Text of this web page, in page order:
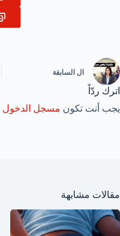
ال السابقة
اترك ردّاً
يجب أنت تكون مسجل الدخول
مقالات مشابهة